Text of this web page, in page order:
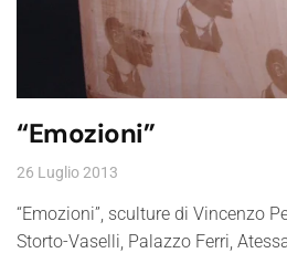
“Emozioni”
26 Luglio 2013
“Emozioni”, sculture di Vincenzo
Storto-Vaselli, Palazzo Ferri,